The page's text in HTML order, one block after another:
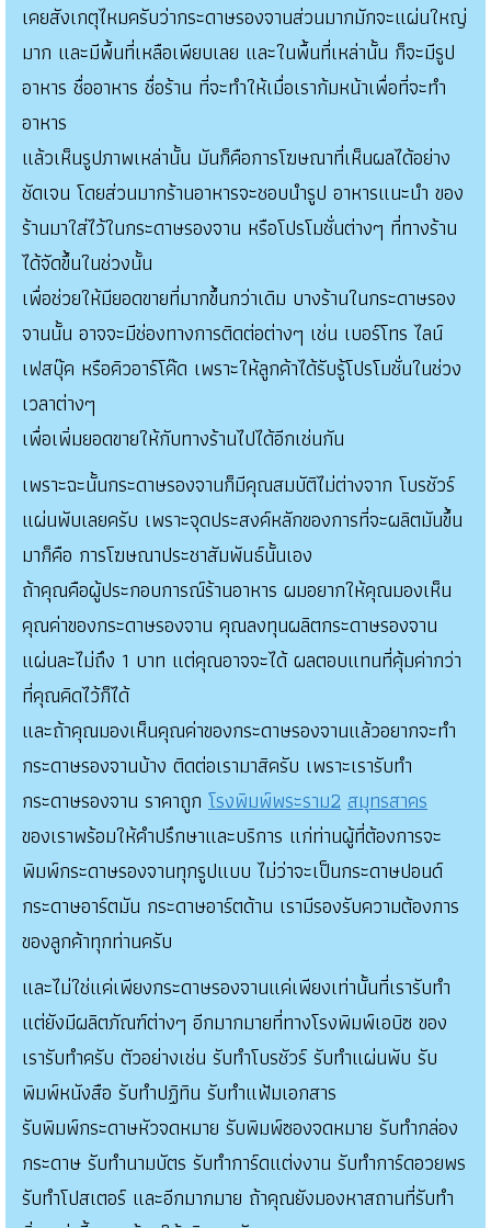
เคยสังเกตุไหมครับว่ากระดาษรองจานส่วนมากมักจะแผ่นใหญ่
มาก และมีพื้นที่เหลือเพียบเลย และในพื้นที่เหล่านั้น ก็จะมีรูป
อาหาร ชื่ออาหาร ชื่อร้าน ที่จะทำให้เมื่อเราก้มหน้าเพื่อที่จะทำ
อาหาร
แล้วเห็นรูปภาพเหล่านั้น มันก็คือการโฆษณาที่เห็นผลได้อย่าง
ชัดเจน โดยส่วนมากร้านอาหารจะชอบนำรูป อาหารแนะนำ ของ
ร้านมาใส่ไว้ในกระดาษรองจาน หรือโปรโมชั่นต่างๆ ที่ทางร้าน
ได้จัดขึ้นในช่วงนั้น
เพื่อช่วยให้มียอดขายที่มากขึ้นกว่าเดิม บางร้านในกระดาษรอง
จานนั้น อาจจะมีช่องทางการติดต่อต่างๆ เช่น เบอร์โทร ไลน์
เฟสบุ๊ค หรือคิวอาร์โค๊ด เพราะให้ลูกค้าได้รับรู้โปรโมชั่นในช่วง
เวลาต่างๆ
เพื่อเพิ่มยอดขายให้กับทางร้านไปได้อีกเช่นกัน
เพราะฉะนั้นกระดาษรองจานก็มีคุณสมบัติไม่ต่างจาก โบรชัวร์
แผ่นพับเลยครับ เพราะจุดประสงค์หลักของการที่จะผลิตมันขึ้น
มาก็คือ การโฆษณาประชาสัมพันธ์นั้นเอง
ถ้าคุณคือผู้ประกอบการณ์ร้านอาหาร ผมอยากให้คุณมองเห็น
คุณค่าของกระดาษรองจาน คุณลงทุนผลิตกระดาษรองจาน
แผ่นละไม่ถึง 1 บาท แต่คุณอาจจะได้ ผลตอบแทนที่คุ้มค่ากว่า
ที่คุณคิดไว้ก็ได้
และถ้าคุณมองเห็นคุณค่าของกระดาษรองจานแล้วอยากจะทำ
กระดาษรองจานบ้าง ติดต่อเรามาสิครับ เพราะเรารับทำ
กระดาษรองจาน ราคาถูก โรงพิมพ์พระราม2 สมุทรสาคร
ของเราพร้อมให้คำปรึกษาและบริการ แก่ท่านผู้ที่ต้องการจะ
พิมพ์กระดาษรองจานทุกรูปแบบ ไม่ว่าจะเป็นกระดาษปอนด์
กระดาษอาร์ตมัน กระดาษอาร์ตด้าน เรามีรองรับความต้องการ
ของลูกค้าทุกท่านครับ
และไม่ใช่แค่เพียงกระดาษรองจานแค่เพียงเท่านั้นที่เรารับทำ
แต่ยังมีผลิตภัณฑ์ต่างๆ อีกมากมายที่ทางโรงพิมพ์เอบิซ ของ
เรารับทำครับ ตัวอย่างเช่น รับทำโบรชัวร์ รับทำแผ่นพับ รับ
พิมพ์หนังสือ รับทำปฏิทิน รับทำแฟ้มเอกสาร
รับพิมพ์กระดาษหัวจดหมาย รับพิมพ์ซองจดหมาย รับทำกล่อง
กระดาษ รับทำนามบัตร รับทำการ์ดแต่งงาน รับทำการ์ดอวยพร
รับทำโปสเตอร์ และอีกมากมาย ถ้าคุณยังมองหาสถานที่รับทำ